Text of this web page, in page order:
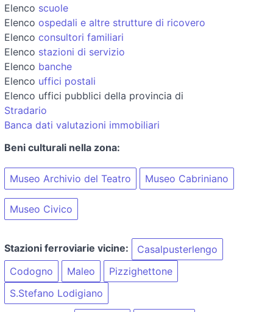
Elenco scuole
Elenco ospedali e altre strutture di ricovero
Elenco consultori familiari
Elenco stazioni di servizio
Elenco banche
Elenco uffici postali
Elenco uffici pubblici della provincia di
Stradario
Banca dati valutazioni immobiliari
Beni culturali nella zona:
Museo Archivio del Teatro Museo Cabriniano
Museo Civico
Stazioni ferroviarie vicine:
Casalpusterlengo
Codogno
Maleo
Pizzighettone
S.Stefano Lodigiano